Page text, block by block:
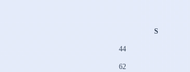
S
44
62